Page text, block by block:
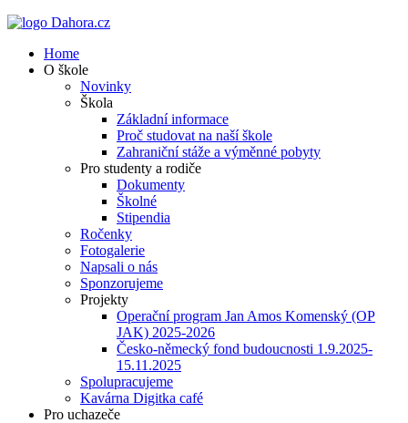
Home
O škole
Novinky
Škola
Základní informace
Proč studovat na naší škole
Zahraniční stáže a výměnné pobyty
Pro studenty a rodiče
Dokumenty
Školné
Stipendia
Ročenky
Fotogalerie
Napsali o nás
Sponzorujeme
Projekty
Operační program Jan Amos Komenský (OP
JAK) 2025-2026
Česko-německý fond budoucnosti 1.9.2025-
15.11.2025
Spolupracujeme
Kavárna Digitka café
Pro uchazeče